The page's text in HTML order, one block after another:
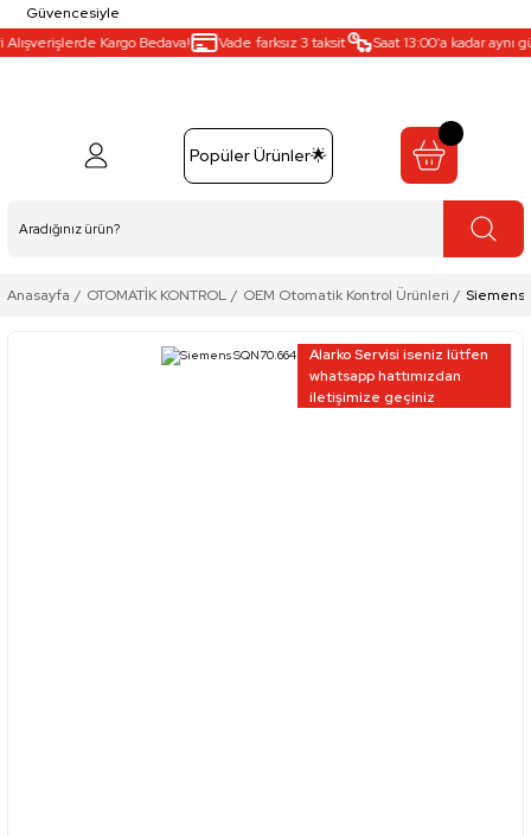
Güvencesiyle
Kargo Bedava!
Vade farksız 3 taksit Saat 13:00’a kadar aynı gün
Popüler Ürünler🌟
Anasayfa OTOMATİK KONTROL OEM Otomatik Kontrol Ürünleri Siemens
Alarko Servisi iseniz lütfen
whatsapp hattımızdan
iletişimize geçiniz